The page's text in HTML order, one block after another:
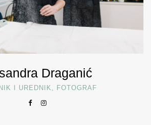
Draganić
I UREDNIK, FOTOGRAF